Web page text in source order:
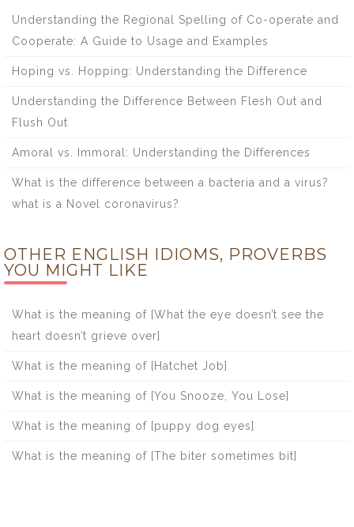
Understanding the Regional Spelling of Co-operate and
Cooperate: A Guide to Usage and Examples
Hoping vs. Hopping: Understanding the Difference
Understanding the Difference Between Flesh Out and
Flush Out
Amoral vs. Immoral: Understanding the Differences
What is the difference between a bacteria and a virus?
what is a Novel coronavirus?
OTHER ENGLISH IDIOMS, PROVERBS
YOU MIGHT LIKE
What is the meaning of [What the eye doesn’t see the
heart doesn’t grieve over]
What is the meaning of [Hatchet Job]
What is the meaning of [You Snooze, You Lose]
What is the meaning of [puppy dog eyes]
What is the meaning of [The biter sometimes bit]